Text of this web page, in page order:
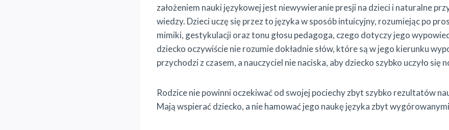
założeniem nauki językowej jest niewywieranie presji na dzieci i naturalne
wiedzy. Dzieci uczę się przez to języka w sposób intuicyjny, rozumiejąc po
mimiki, gestykulacji oraz tonu głosu pedagoga, czego dotyczy jego
dziecko oczywiście nie rozumie dokładnie słów, które są w jego kierunku
przychodzi z czasem, a nauczyciel nie naciska, aby dziecko szybko uczyło się
Rodzice nie powinni oczekiwać od swojej pociechy zbyt szybko rezultatów
Mają wspierać dziecko, a nie hamować jego naukę języka zbyt